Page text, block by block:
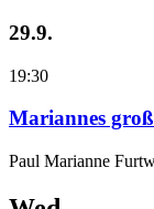
29.9.
19:30
Mariannes
Paul Marianne